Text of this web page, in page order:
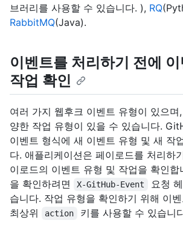
브러리를 사용할 수 있습니다. ), RQ
RabbitMQ(Java).
이벤트를 처리하기 전에
작업 확인
여러 가지 웹후크 이벤트 유형이 있으
양한 작업 유형이 있을 수 있습니다.
이벤트 형식에 새 이벤트 유형 및 새 작
다. 애플리케이션은 페이로드를 처리하
이로드의 이벤트 유형 및 작업을 확인합
을 확인하려면
X-GitHub-Event
요청
습니다. 작업 유형을 확인하기 위해 이
최상위
action 키를 사용할 수 있습니